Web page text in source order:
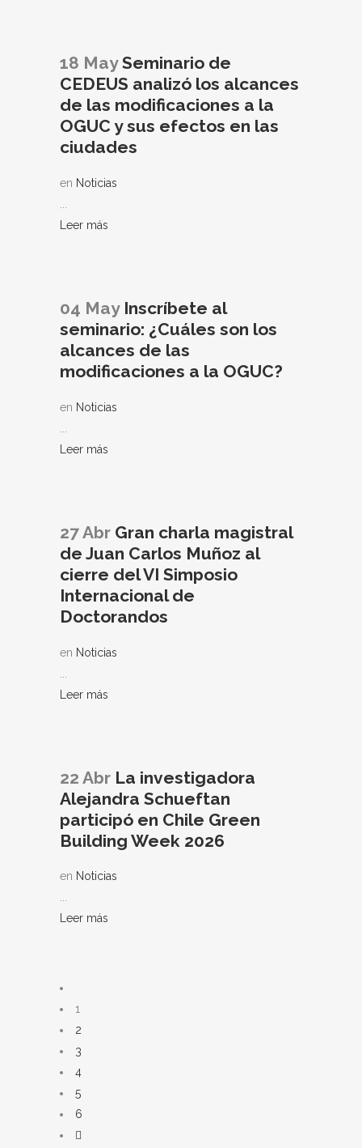
18 May Seminario de
CEDEUS analizó los alcances
de las modificaciones a la
OGUC y sus efectos en las
ciudades
en Noticias
Leer más
04 May Inscríbete al
seminario: ¿Cuáles son los
alcances de las
modificaciones a la OGUC?
en Noticias
Leer más
27 Abr Gran charla magistral
de Juan Carlos Muñoz al
cierre del VI Simposio
Internacional de
Doctorandos
en Noticias
Leer más
22 Abr La investigadora
Alejandra Schueftan
participó en Chile Green
Building Week 2026
en Noticias
...
Leer más
1
2
3
4
5
6